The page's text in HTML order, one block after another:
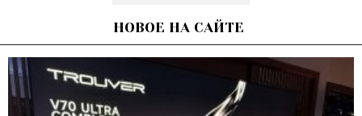
НОВОЕ НА САЙТЕ